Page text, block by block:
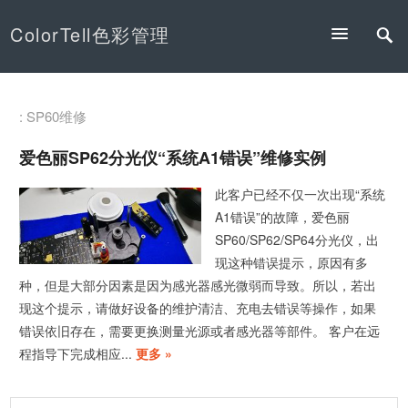
ColorTell色彩管理
: SP60维修
爱色丽SP62分光仪“系统A1错误”维修实例
此客户已经不仅一次出现“系统
A1错误”的故障，爱色丽
SP60/SP62/SP64分光仪，出
现这种错误提示，原因有多
种，但是大部分因素是因为感光器感光微弱而导致。所以，若出
现这个提示，请做好设备的维护清洁、充电去错误等操作，如果
错误依旧存在，需要更换测量光源或者感光器等部件。 客户在远
程指导下完成相应...更多 »